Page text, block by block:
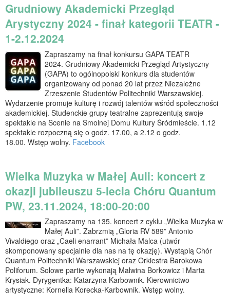
Grudniowy Akademicki Przegląd
Arystyczny 2024 - finał kategorii TEATR -
1-2.12.2024
Zapraszamy na finał konkursu GAPA TEATR
2024. Grudniowy Akademicki Przegląd Artystyczny
(GAPA) to ogólnopolski konkurs dla studentów
organizowany od ponad 20 lat przez Niezależne
Zrzeszenie Studentów Politechniki Warszawskiej.
Wydarzenie promuje kulturę i rozwój talentów wśród społeczności
akademickiej. Studenckie grupy teatralne zaprezentują swoje
spektakle na Scenie na Smolnej Domu Kultury Śródmieście. 1.12
spektakle rozpoczną się o godz. 17.00, a 2.12 o godz.
18.00. Wstęp wolny. Facebook
Wielka Muzyka w Małej Auli: koncert z
okazji jubileuszu 5-lecia Chóru Quantum
PW, 23.11.2024, 18:00-20:00
Zapraszamy na 135. koncert z cyklu „Wielka Muzyka w
Małej Auli”. Zabrzmią „Gloria RV 589” Antonio
Vivaldiego oraz „Caeli enarrant” Michała Malca (utwór
skomponowany specjalnie dla nas na tę okazję). Wystąpią Chór
Quantum Politechniki Warszawskiej oraz Orkiestra Barokowa
Poliforum. Solowe partie wykonają Malwina Borkowicz i Marta
Krysiak. Dyrygentka: Katarzyna Karbownik. Kierownictwo
artystyczne: Kornelia Korecka-Karbownik. Wstęp wolny.